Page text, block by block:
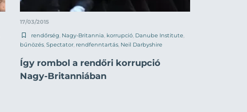
17/03/2015
rendőrség, Nagy-Britannia, korrupció, Danube Institute,
bűnözés, Spectator, rendfenntartás, Neil Darbyshire
Így rombol a rendőri korrupció
Nagy-Britanniában